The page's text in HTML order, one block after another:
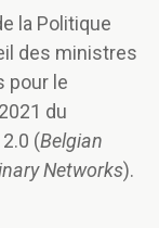
la Politique
des ministres
pour le
du
(Belgian
Networks).